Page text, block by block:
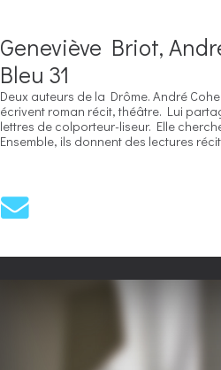
Geneviève Briot,
Bleu 31
Deux auteurs de la Drôme. André
écrivent roman récit, théâtre. Lui
lettres de colporteur-liseur. Elle
Ensemble, ils donnent des lectures